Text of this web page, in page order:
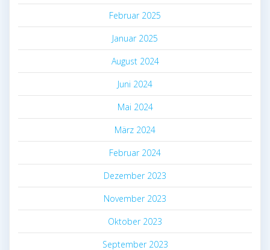
Februar 2025
Januar 2025
August 2024
Juni 2024
Mai 2024
März 2024
Februar 2024
Dezember 2023
November 2023
Oktober 2023
September 2023